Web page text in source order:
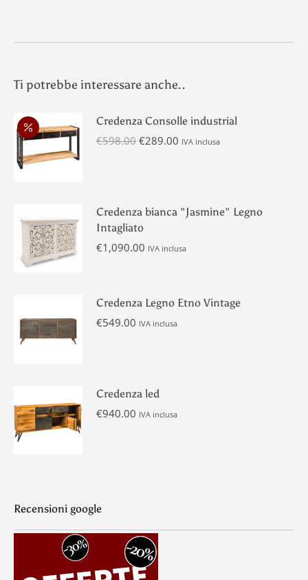
Ti potrebbe interessare anche..
Credenza Consolle industrial
€598.00 Il
€598.00.
€289.00 Il
€289.00.
IVA inclusa
Credenza bianca "Jasmine" Legno
Intagliato
€1,090.00 IVA inclusa
Credenza Legno Etno Vintage
€549.00 IVA inclusa
Credenza led
€940.00 IVA inclusa
Recensioni google